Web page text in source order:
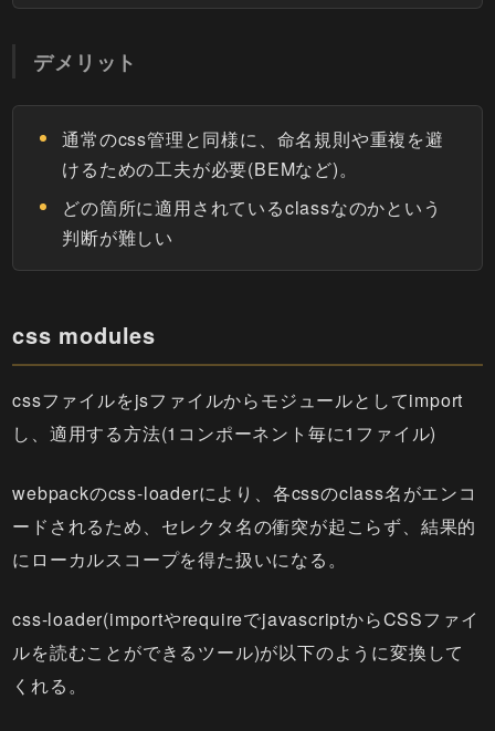
デメリット
通常のcss管理と同様に、命名規則や重複を避
けるための工夫が必要(BEMなど)。
どの箇所に適用されているclassなのかという
判断が難しい
css modules
cssファイルをjsファイルからモジュールとしてimport
し、適用する方法(1コンポーネント毎に1ファイル)
webpackのcss-loaderにより、各cssのclass名がエンコ
ードされるため、セレクタ名の衝突が起こらず、結果的
にローカルスコープを得た扱いになる。
css-loader(importやrequireでjavascriptからCSSファイ
ルを読むことができるツール)が以下のように変換して
くれる。